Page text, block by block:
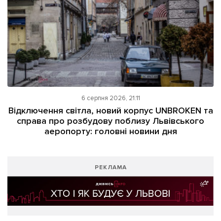
6 серпня 2026, 21:11
Відключення світла, новий корпус UNBROKEN та
справа про розбудову поблизу Львівського
аеропорту: головні новини дня
РЕКЛАМА